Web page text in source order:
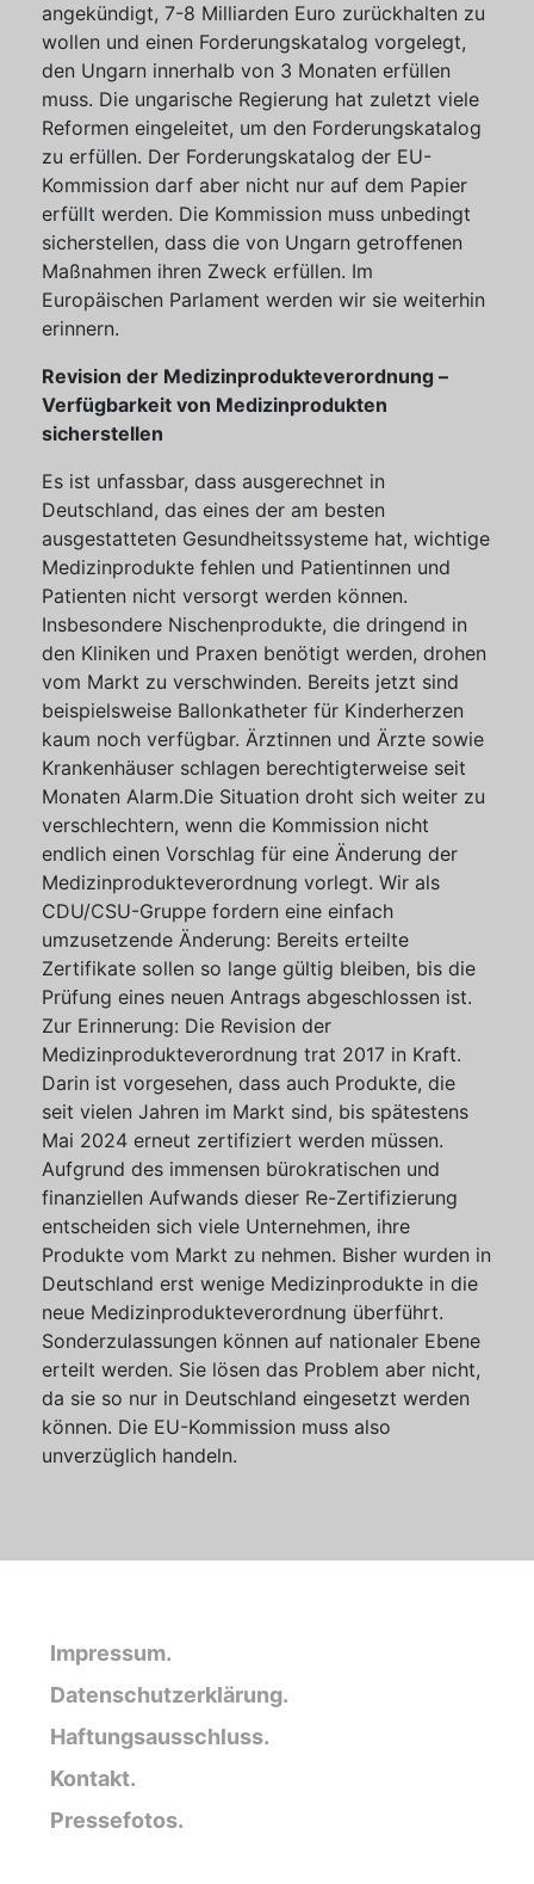
angekündigt, 7-8 Milliarden Euro zurückhalten zu
wollen und einen Forderungskatalog vorgelegt,
den Ungarn innerhalb von 3 Monaten erfüllen
muss. Die ungarische Regierung hat zuletzt viele
Reformen eingeleitet, um den Forderungskatalog
zu erfüllen. Der Forderungskatalog der EU-
Kommission darf aber nicht nur auf dem Papier
erfüllt werden. Die Kommission muss unbedingt
sicherstellen, dass die von Ungarn getroffenen
Maßnahmen ihren Zweck erfüllen. Im
Europäischen Parlament werden wir sie weiterhin
erinnern.
Revision der Medizinprodukteverordnung –
Verfügbarkeit von Medizinprodukten
sicherstellen
Es ist unfassbar, dass ausgerechnet in
Deutschland, das eines der am besten
ausgestatteten Gesundheitssysteme hat, wichtige
Medizinprodukte fehlen und Patientinnen und
Patienten nicht versorgt werden können.
Insbesondere Nischenprodukte, die dringend in
den Kliniken und Praxen benötigt werden, drohen
vom Markt zu verschwinden. Bereits jetzt sind
beispielsweise Ballonkatheter für Kinderherzen
kaum noch verfügbar. Ärztinnen und Ärzte sowie
Krankenhäuser schlagen berechtigterweise seit
Monaten Alarm.Die Situation droht sich weiter zu
verschlechtern, wenn die Kommission nicht
endlich einen Vorschlag für eine Änderung der
Medizinprodukteverordnung vorlegt. Wir als
CDU/CSU-Gruppe fordern eine einfach
umzusetzende Änderung: Bereits erteilte
Zertifikate sollen so lange gültig bleiben, bis die
Prüfung eines neuen Antrags abgeschlossen ist.
Zur Erinnerung: Die Revision der
Medizinprodukteverordnung trat 2017 in Kraft.
Darin ist vorgesehen, dass auch Produkte, die
seit vielen Jahren im Markt sind, bis spätestens
Mai 2024 erneut zertifiziert werden müssen.
Aufgrund des immensen bürokratischen und
finanziellen Aufwands dieser Re-Zertifizierung
entscheiden sich viele Unternehmen, ihre
Produkte vom Markt zu nehmen. Bisher wurden in
Deutschland erst wenige Medizinprodukte in die
neue Medizinprodukteverordnung überführt.
Sonderzulassungen können auf nationaler Ebene
erteilt werden. Sie lösen das Problem aber nicht,
da sie so nur in Deutschland eingesetzt werden
können. Die EU-Kommission muss also
unverzüglich handeln.
Impressum.
Datenschutzerklärung.
Haftungsausschluss.
Kontakt.
Pressefotos.